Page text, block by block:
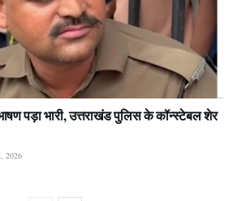
पड़ा भारी, उत्तराखंड पुलिस के कॉन्स्टेबल शेर
2026